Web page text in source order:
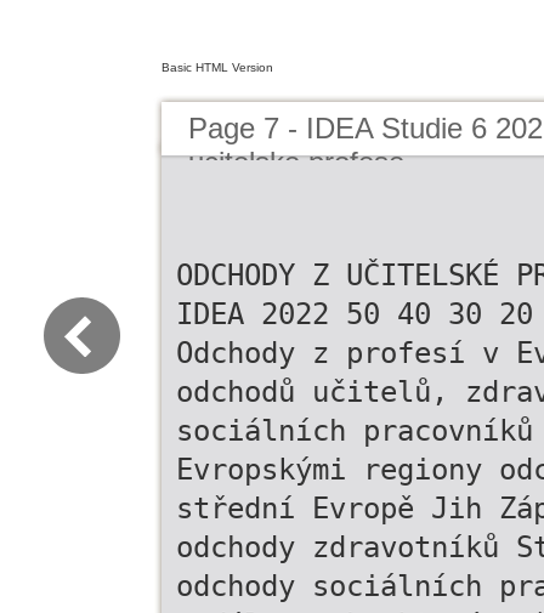
Basic HTML Version
Page 7 - IDEA Studie 6
ucitelske profese
ODCHODY Z UČITELSKÉ
IDEA 2022 50 40 30
Odchody z profesí v
odchodů učitelů,
sociálních
Evropskými regiony
střední Evropě Jih
odchody zdravotníků
odchody sociálních